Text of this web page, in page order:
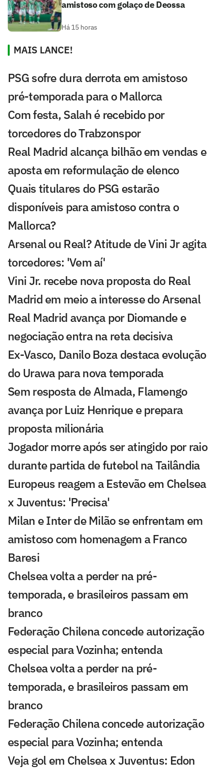
amistoso com golaço de Deossa
Há 15 horas
MAIS LANCE!
PSG sofre dura derrota em amistoso
pré-temporada para o Mallorca
Com festa, Salah é recebido por
torcedores do Trabzonspor
Real Madrid alcança bilhão em vendas e
aposta em reformulação de elenco
Quais titulares do PSG estarão
disponíveis para amistoso contra o
Mallorca?
Arsenal ou Real? Atitude de Vini Jr agita
torcedores: 'Vem aí'
Vini Jr. recebe nova proposta do Real
Madrid em meio a interesse do Arsenal
Real Madrid avança por Diomande e
negociação entra na reta decisiva
Ex-Vasco, Danilo Boza destaca evolução
do Urawa para nova temporada
Sem resposta de Almada, Flamengo
avança por Luiz Henrique e prepara
proposta milionária
Jogador morre após ser atingido por raio
durante partida de futebol na Tailândia
Europeus reagem a Estevão em Chelsea
x Juventus: 'Precisa'
Milan e Inter de Milão se enfrentam em
amistoso com homenagem a Franco
Baresi
Chelsea volta a perder na pré-
temporada, e brasileiros passam em
branco
Federação Chilena concede autorização
especial para Vozinha; entenda
Chelsea volta a perder na pré-
temporada, e brasileiros passam em
branco
Federação Chilena concede autorização
especial para Vozinha; entenda
Veja gol em Chelsea x Juventus: Edon